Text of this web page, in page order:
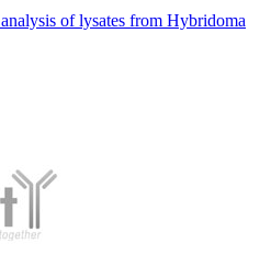
of lysates from Hybridoma